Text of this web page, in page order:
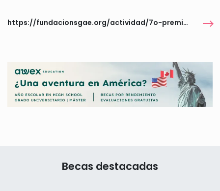
https://fundacionsgae.org/actividad/7o-premio-sgae-de-teatro-ana-diosdado-2025-para-textos-escritos-por-mujeres/
Becas destacadas